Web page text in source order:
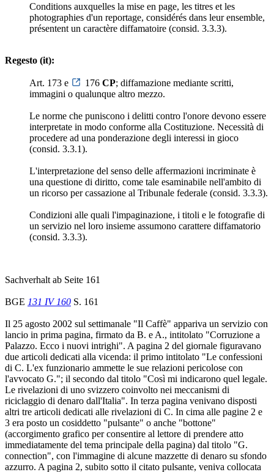
Conditions auxquelles la mise en page, les titres et les
photographies d'un reportage, considérés dans leur ensemble,
présentent un caractère diffamatoire (consid. 3.3.3).
Regesto (it):
Art. 173 e 176 CP; diffamazione mediante scritti,
immagini o qualunque altro mezzo.
Le norme che puniscono i delitti contro l'onore devono essere
interpretate in modo conforme alla Costituzione. Necessità di
procedere ad una ponderazione degli interessi in gioco
(consid. 3.3.1).
L'interpretazione del senso delle affermazioni incriminate è
una questione di diritto, come tale esaminabile nell'ambito di
un ricorso per cassazione al Tribunale federale (consid. 3.3.3).
Condizioni alle quali l'impaginazione, i titoli e le fotografie di
un servizio nel loro insieme assumono carattere diffamatorio
(consid. 3.3.3).
Sachverhalt ab Seite 161
BGE 131 IV 160 S. 161
Il 25 agosto 2002 sul settimanale "Il Caffè" appariva un servizio con
lancio in prima pagina, firmato da B. e A., intitolato "Corruzione a
Palazzo. Ecco i nuovi intrighi". A pagina 2 del giornale figuravano
due articoli dedicati alla vicenda: il primo intitolato "Le confessioni
di C. L'ex funzionario ammette le sue relazioni pericolose con
l'avvocato G."; il secondo dal titolo "Così mi indicarono quel legale.
Le rivelazioni di uno svizzero coinvolto nei meccanismi di
riciclaggio di denaro dall'Italia". In terza pagina venivano disposti
altri tre articoli dedicati alle rivelazioni di C. In cima alle pagine 2 e
3 era posto un cosiddetto "pulsante" o anche "bottone"
(accorgimento grafico per consentire al lettore di prendere atto
immediatamente del tema principale della pagina) dal titolo "G.
connection", con l'immagine di alcune mazzette di denaro su sfondo
azzurro. A pagina 2, subito sotto il citato pulsante, veniva collocata